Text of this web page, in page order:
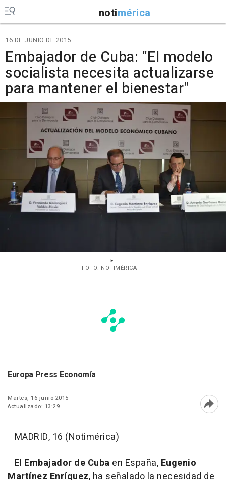
notimérica
16 DE JUNIO DE 2015
Embajador de Cuba: "El modelo
socialista necesita actualizarse
para mantener el bienestar"
FOTO: NOTIMÉRICA
Europa Press Economía
Martes, 16 junio 2015
Actualizado: 13:29
MADRID, 16 (Notimérica)
El Embajador de Cuba en España, Eugenio
Martínez Enríquez, ha señalado la necesidad de